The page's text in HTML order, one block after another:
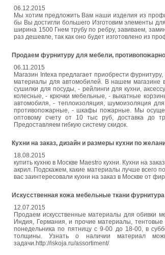
06.12.2015
Мы хотим предложить Вам наши изделия из
бы Вы достигли большего Изготовим элементы
ширина 1500 Гнем трубу по ребру, завиваем,
раз дешевле, так как оно будет изготовлено из
Продаем фурнитуру для мебели,
06.11.2015
Магазин Intexa предлагает приобрести
материалы для автомобилей. В нашем
сушилки для посуды, - рейлинги для кухни,
колесные, - крючки мебельные, - выкатные
автомобиля, - теплоизоляция, шумоизоляция
противопожарные, - шкафы пожарные. Мы
оптовому счету от 10 тыс руб, доставка до
Предоставляем гибкую систему скидок.
Кухни на заказ, дизайн и размеры кухни по
18.08.2015
купить кухню в Москве Maestro кухни. Кухни на
акрил. Подскажем, какие материалы лучше всего
вас заинтересовали кухни на заказ в Москве от
Искусственная кожа мебельные ткани фурнитура
12.07.2015
Продаем искусственные материалы для обивки
Индия, Германия, и прочие материалы, тентовые
понедельника по пятницу с 9-00 до 18-00, в
толщины. Узнать о наличии материал
задачи.http://iskoja.ru/assortiment/